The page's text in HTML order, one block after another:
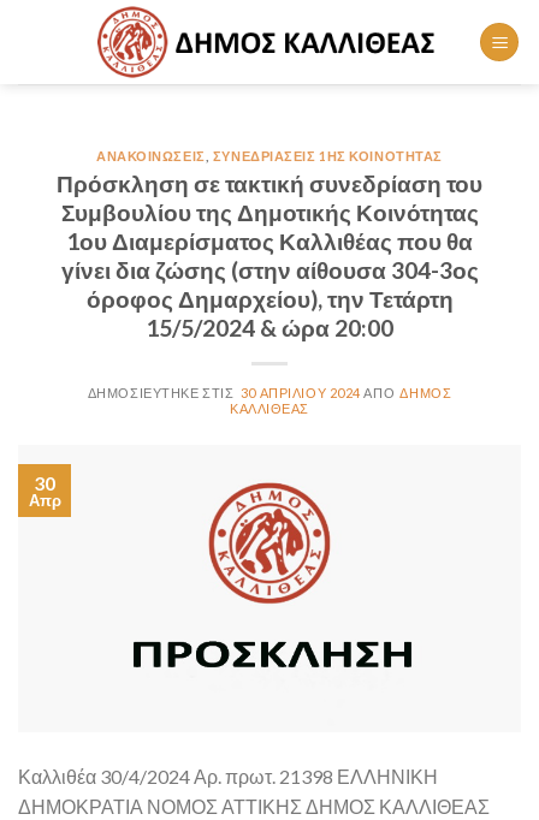
ΑΝΑΚΟΙΝΏΣΕΙΣ ΣΥΝΕΔΡΙΆΣΕΙΣ 1ΗΣ ΚΟΙΝΌΤΗΤΑΣ
Πρόσκληση σε τακτική συνεδρίαση του
Συμβουλίου της Δημοτικής Κοινότητας
1ου Διαμερίσματος Καλλιθέας που θα
γίνει δια ζώσης (στην αίθουσα 304-3ος
όροφος Δημαρχείου), την Τετάρτη
15/5/2024 & ώρα 20:00
30 ΑΠΡΙΛΊΟΥ 2024
ΔΉΜΟΣ
ΚΑΛΛΙΘΈΑΣ
30
Απρ
Καλλιθέα 30/4/2024 Αρ. πρωτ. 21398 ΕΛΛΗΝΙΚΗ
ΔΗΜΟΚΡΑΤΙΑ ΝΟΜΟΣ ΑΤΤΙΚΗΣ ΔΗΜΟΣ ΚΑΛΛΙΘΕΑΣ